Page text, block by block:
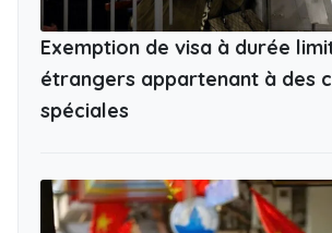
Exemption de visa à durée
étrangers appartenant à des
spéciales